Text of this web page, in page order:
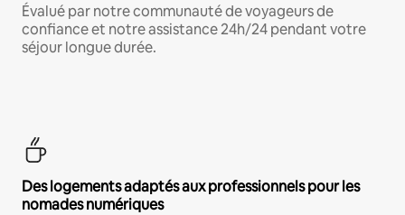
Évalué par notre communauté de voyageurs de
confiance et notre assistance 24h/24 pendant votre
séjour longue durée.
Des logements adaptés aux professionnels pour les
nomades numériques